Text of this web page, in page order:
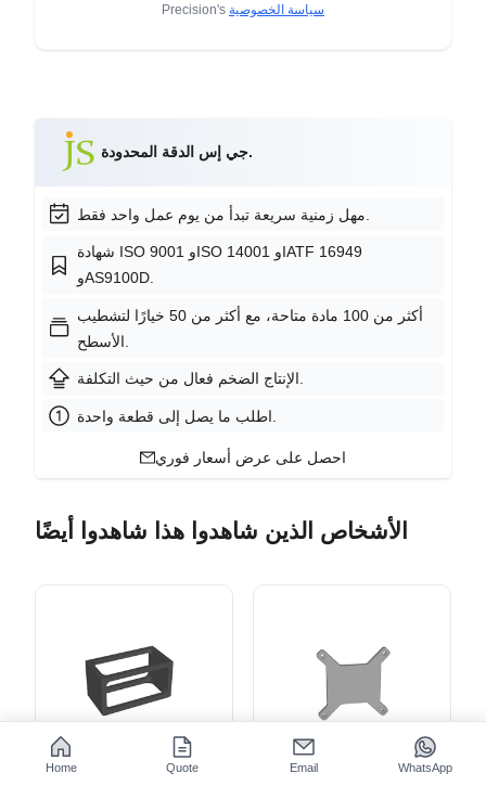
Precision's سياسة الخصوصية
جي إس الدقة المحدودة.
شهادة ISO 9001 وISO 14001 وIATF 16949
وAS9100D.
أكثر من 100 مادة متاحة، مع أكثر من 50 خيارًا لتشطيب
الإنتاج الضخم فعال من حيث التكلفة.
احصل على عرض أسعار فوري
الأشخاص الذين شاهدوا هذا شاهدوا أيضًا
Home Quote Email WhatsApp